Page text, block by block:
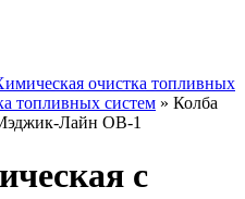
очистка топливных
топливных систем » Колба
Лайн ОВ-1
с